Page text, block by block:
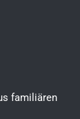
familiären